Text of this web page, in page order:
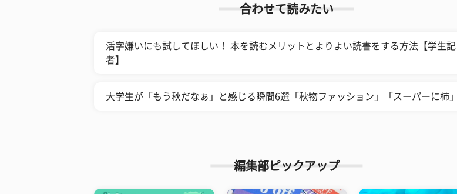
合わせて読みたい
​活字嫌いにも試してほしい！ 本を読むメリットとよりよい読書をする方法【学生記
者】
​大学生が「もう秋だなぁ」と感じる瞬間6選「秋物ファッション」「スーパーに柿」
編集部ピックアップ